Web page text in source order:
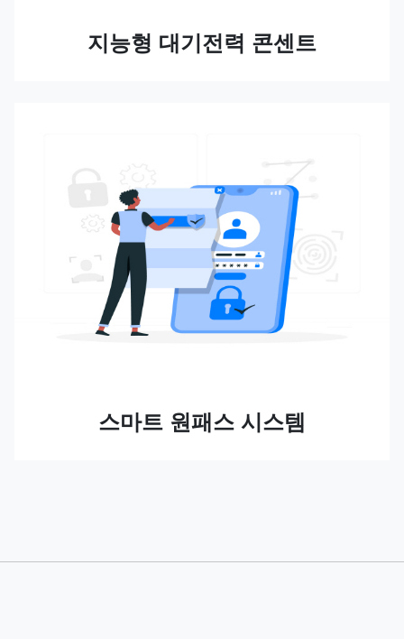
지능형 대기전력 콘센트
스마트 원패스 시스템